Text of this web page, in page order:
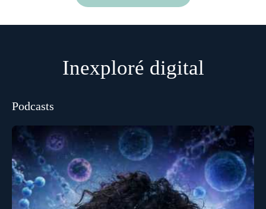
Inexploré digital
Podcasts